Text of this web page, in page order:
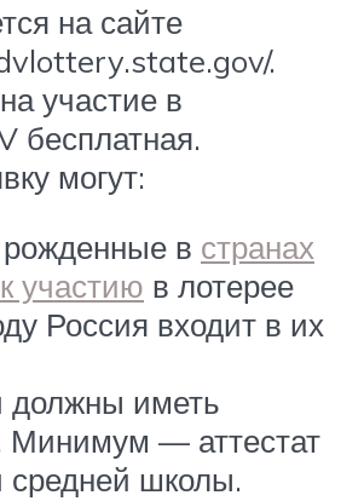
на сайте
.
участие в
бесплатная.
могут:
в странах
участию в лотерее
Россия входит в их
иметь
Минимум — аттестат
средней школы.